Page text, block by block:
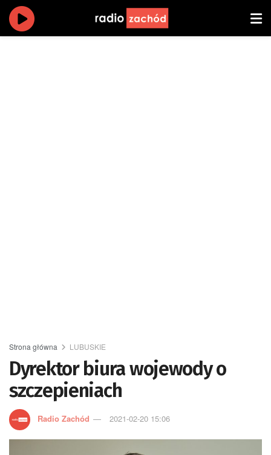
Strona główna LUBUSKIE
Dyrektor biura wojewody o
szczepieniach
Radio Zachód 2021-02-20 15:06